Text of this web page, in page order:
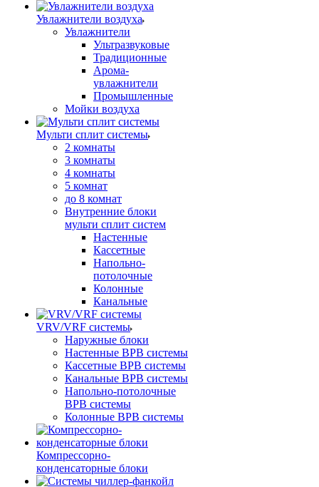
Увлажнители воздуха
Увлажнители
Ультразвуковые
Традиционные
Арома-
увлажнители
Промышленные
Мойки воздуха
Мульти сплит системы
2 комнаты
3 комнаты
4 комнаты
5 комнат
до 8 комнат
Внутренние блоки
мульти сплит систем
Настенные
Кассетные
Напольно-
потолочные
Колонные
Канальные
VRV/VRF системы
Наружные блоки
Настенные ВРВ системы
Кассетные ВРВ системы
Канальные ВРВ системы
Напольно-потолочные
ВРВ системы
Колонные ВРВ системы
Компрессорно-
конденсаторные блоки